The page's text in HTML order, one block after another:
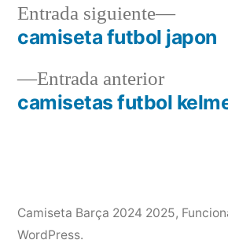
Navegación
deEntrada anteriorEntrada
camisetas futbol
Entrada siguiente
Entrada
camiseta futbol japon
Camiseta Barça 2024 2025,
WordPress.